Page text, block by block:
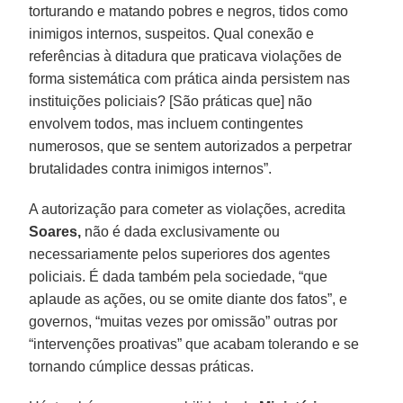
torturando e matando pobres e negros, tidos como
inimigos internos, suspeitos. Qual conexão e
referências à ditadura que praticava violações de
forma sistemática com prática ainda persistem nas
instituições policiais? [São práticas que] não
envolvem todos, mas incluem contingentes
numerosos, que se sentem autorizados a perpetrar
brutalidades contra inimigos internos”.
A autorização para cometer as violações, acredita
Soares, não é dada exclusivamente ou
necessariamente pelos superiores dos agentes
policiais. É dada também pela sociedade, “que
aplaude as ações, ou se omite diante dos fatos”, e
governos, “muitas vezes por omissão” outras por
“intervenções proativas” que acabam tolerando e se
tornando cúmplice dessas práticas.